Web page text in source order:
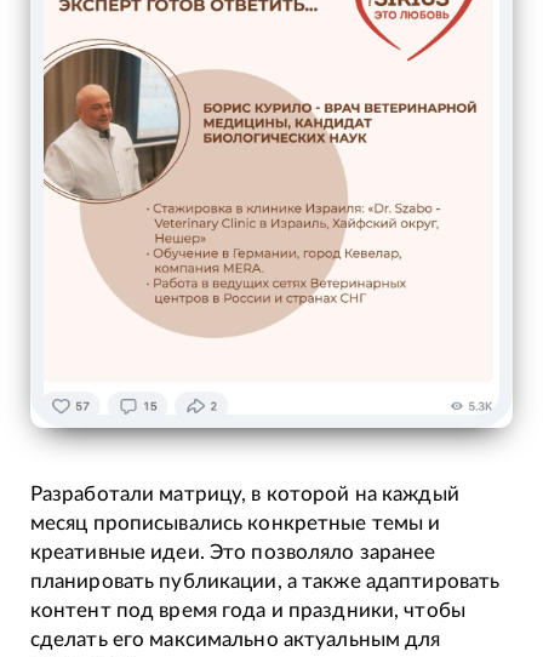
Разработали матрицу, в которой на каждый
месяц прописывались конкретные темы и
креативные идеи. Это позволяло заранее
планировать публикации, а также адаптировать
контент под время года и праздники, чтобы
сделать его максимально актуальным для